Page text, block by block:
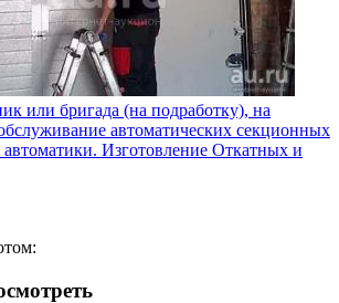
или бригада (на подработку), на
автоматических секционных
автоматики. Изготовление Откатных и